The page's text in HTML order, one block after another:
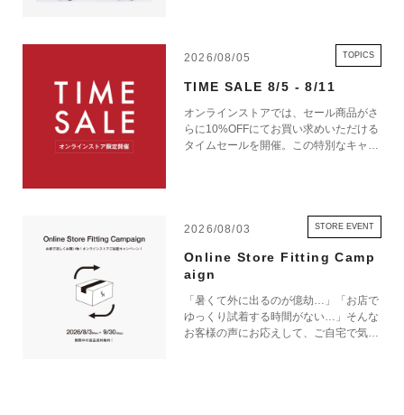
2026/08/05 TOPICS
TIME SALE 8/5 - 8/11
オンラインストアでは、セール商品がさ
らに10%OFFにてお買い求めいただける
タイムセールを開催。この特別なキャン
2026/08/03 STORE EVENT
Online Store Fitting Camp
aign
「暑くて外に出るのが億劫…」「お店で
ゆっくり試着する時間がない…」そんな
お客様の声にお応えして、ご自宅で気軽